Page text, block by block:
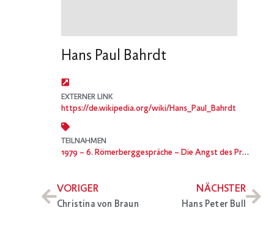
Hans Paul Bahrdt
EXTERNER LINK
https://de.wikipedia.org/wiki/Hans_Paul_Bahrdt
TEILNAHMEN
1979 – 6. Römerberggespräche – Die Angst des Prometheus, Fortschritt ohne Sinn
VORIGER
Christina von Braun
NÄCHSTER
Hans Peter Bull